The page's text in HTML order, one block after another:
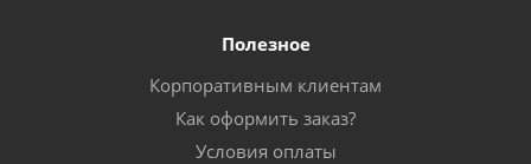
Полезное
Корпоративным клиентам
Как оформить заказ?
Условия оплаты